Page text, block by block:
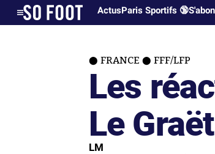
ActusParis Sportifs 🔞
FRANCE FFF/LFP
Les
Le Graët
LM